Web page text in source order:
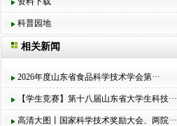
科普园地
相关新闻
2026年度山东省食品科学技术学会第···
【学生竞赛】第十八届山东省大学生科技···
高清大图丨国家科学技术奖励大会、两院···